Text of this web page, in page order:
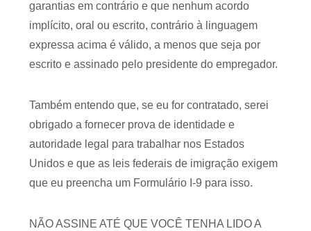
garantias em contrário e que nenhum acordo
implícito, oral ou escrito, contrário à linguagem
expressa acima é válido, a menos que seja por
escrito e assinado pelo presidente do empregador.
Também entendo que, se eu for contratado, serei
obrigado a fornecer prova de identidade e
autoridade legal para trabalhar nos Estados
Unidos e que as leis federais de imigração exigem
que eu preencha um Formulário I-9 para isso.
NÃO ASSINE ATÉ QUE VOCÊ TENHA LIDO A